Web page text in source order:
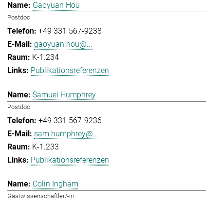
Gaoyuan Hou
Postdoc
+49 331 567-9238
gaoyuan.hou@...
K-1.234
Publikationsreferenzen
Samuel Humphrey
Postdoc
+49 331 567-9236
sam.humphrey@...
K-1.233
Publikationsreferenzen
Colin Ingham
Gastwissenschaftler/-in